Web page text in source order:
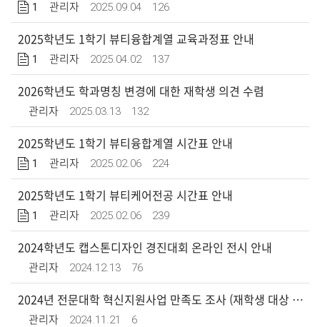
1 관리자 2025.09.04 126
2025학년도 1학기 뷰티융합계열 교육과정표 안내
1 관리자 2025.04.02 137
2026학년도 학과명칭 변경에 대한 재학생 의견 수렴
관리자 2025.03.13 132
2025학년도 1학기 뷰티융합계열 시간표 안내
1 관리자 2025.02.06 224
2025학년도 1학기 뷰티케어전공 시간표 안내
1 관리자 2025.02.06 239
2024학년도 캡스톤디자인 경진대회 온라인 전시 안내
관리자 2024.12.13 76
2024년 전문대학 혁신지원사업 만족도 조사 (재학생 대상 _ 뷰티디자인학과)
관리자 2024.11.21 6